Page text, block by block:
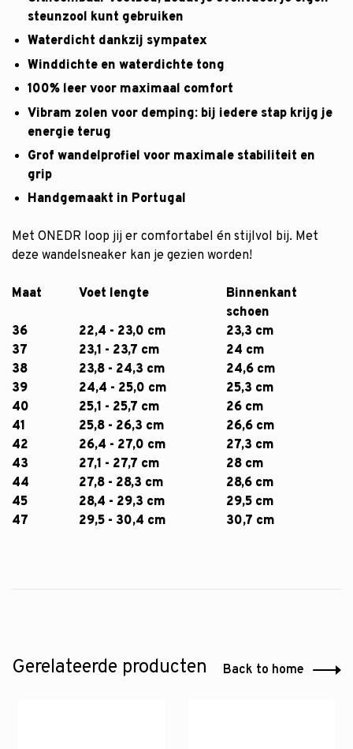
steunzool kunt gebruiken
Waterdicht dankzij sympatex
Winddichte en waterdichte tong
100% leer voor maximaal comfort
Vibram zolen voor demping: bij iedere stap krijg je
energie terug
Grof wandelprofiel voor maximale stabiliteit en
grip
Handgemaakt in Portugal
Met ONEDR loop jij er comfortabel én stijlvol bij. Met
deze wandelsneaker kan je gezien worden!
Maat Voet lengte
Binnenkant
schoen
36
22,4 - 23,0 cm
23,3 cm
37
23,1 - 23,7 cm
24 cm
38
23,8 - 24,3 cm
24,6 cm
39
24,4 - 25,0 cm
25,3 cm
40
25,1 - 25,7 cm
26 cm
41
25,8 - 26,3 cm
26,6 cm
42
26,4 - 27,0 cm
27,3 cm
43
27,1 - 27,7 cm
28 cm
44
27,8 - 28,3 cm
28,6 cm
45
28,4 - 29,3 cm
29,5 cm
47
29,5 - 30,4 cm 30,7 cm
Gerelateerde producten Back to home